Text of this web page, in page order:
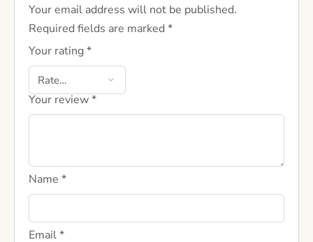
Your email address will not be published.
Required fields are marked *
Your rating*
Your review*
Name *
Email*